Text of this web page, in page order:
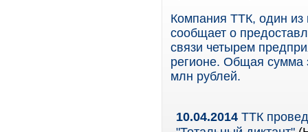
Компания ТТК, один из
сообщает о
связи четырем
регионе. Общая сумма
млн рублей.
10.04.2014 ТТК